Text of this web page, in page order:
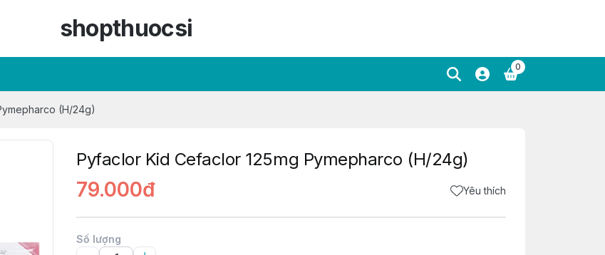
shopthuocsi
0
(H/24g)
Pyfaclor Kid Cefaclor 125mg Pymepharco (H/24g)
79.000đ Yêu thích
Số lượng